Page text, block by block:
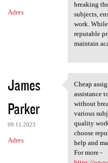
Adres
breaking
subjects,
work.
reputable
maintain
James
Parker
09.11.2023
Adres
Cheap
Cheap
assistance
without
various
quality
choose
help and
For more -